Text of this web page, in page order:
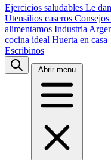
Ejercicios saludables Le
Utensilios caseros Consejos
alimentamos Industria
cocina ideal Huerta en casa
Escribinos
Abrir menu